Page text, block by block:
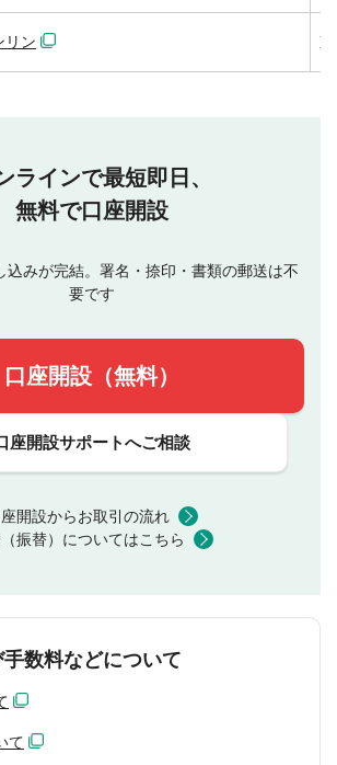
リン
ラインで最短即日、
無料で口座開設
込みが完結。署名・捺印・書類の郵送は不
要です
口座開設（無料）
座開設サポートへご相談
開設からお取引の流れ
振替）についてはこちら
手数料などについて
て